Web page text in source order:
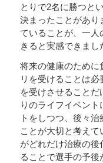
とりで2名に勝つと
決まったことがあり
ていることが、一人
きると実感できまし
将来の健康のために
リを受けることは
を受けさせることだ
りのライフイベン
トをしつつ、後々
ことが大切と考え
がどれだけ治療の後
ることで選手の予